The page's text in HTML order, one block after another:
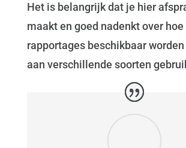
Het is belangrijk dat je hier
maakt en goed nadenkt over hoe
rapportages beschikbaar
aan verschillende soorten